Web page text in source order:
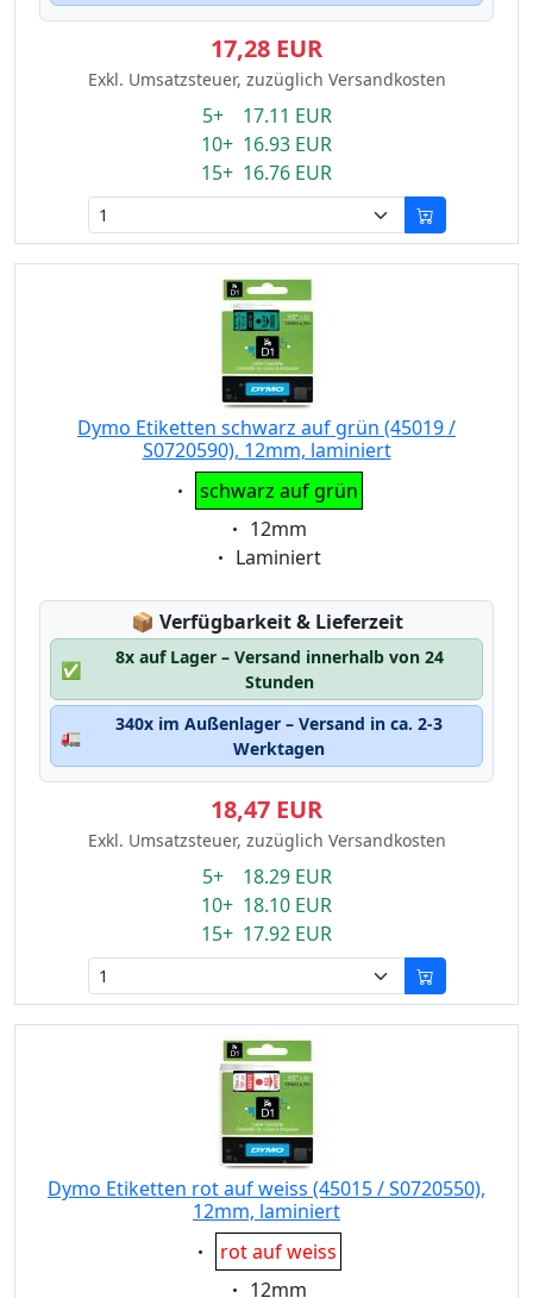
17,28 EUR
Exkl. Umsatzsteuer, zuzüglich Versandkosten
5+ 17.11 EUR
10+ 16.93 EUR
15+ 16.76 EUR
Dymo Etiketten schwarz auf grün (45019 /
S0720590), 12mm, laminiert
Eigenschaft:
schwarz auf grün
Eigenschaft:
12mm
Eigenschaft:
Laminiert
📦 Lagerstatus:
Verfügbarkeit & Lieferzeit
✅
8x auf Lager – Versand innerhalb von 24
Stunden
🚛
340x im Außenlager – Versand in ca. 2-3
Werktagen
18,47 EUR
Exkl. Umsatzsteuer, zuzüglich Versandkosten
5+ 18.29 EUR
10+ 18.10 EUR
15+ 17.92 EUR
Dymo Etiketten rot auf weiss (45015 / S0720550),
12mm, laminiert
Eigenschaft:
rot auf weiss
Eigenschaft:
12mm